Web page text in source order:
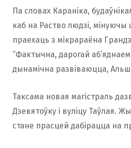
Па словах Караніка,
каб на Раство людзі, мінуючы
праехаць з мікрараёна
“Фактычна, дарогай
дынамічна развіваюцца,
Таксама новая магістраль
Дзевятоўку і вуліцу Таўлая.
стане прасцей дабірацца на